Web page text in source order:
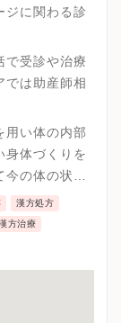
ジに関わる診
で受診や治療
では助産師相
用い体の内部
身体づくりを
の体の状態
います。
漢方処方
方治療